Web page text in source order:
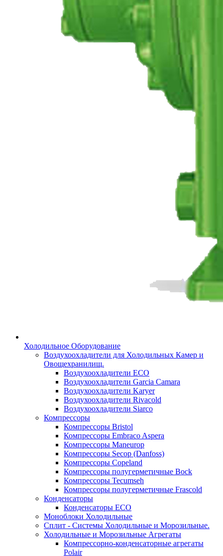
Холодильное Оборудование
Воздухоохладители для Холодильных Камер и
Овощехранилищ.
Воздухоохладители ECO
Воздухоохладители Garcia Camara
Воздухоохладители Karyer
Воздухоохладители Rivacold
Воздухоохладители Siarco
Компрессоры
Компрессоры Bristol
Компрессоры Embraco Aspera
Компрессоры Maneurop
Компрессоры Secop (Danfoss)
Компрессоры Copeland
Компрессоры полугерметичные Bock
Компрессоры Tecumseh
Компрессоры полугерметичные Frascold
Конденсаторы
Конденсаторы ECO
Моноблоки Холодильные
Сплит - Системы Холодильные и Морозильные.
Холодильные и Морозильные Агрегаты
Компрессорно-конденсаторные агрегаты
Polair